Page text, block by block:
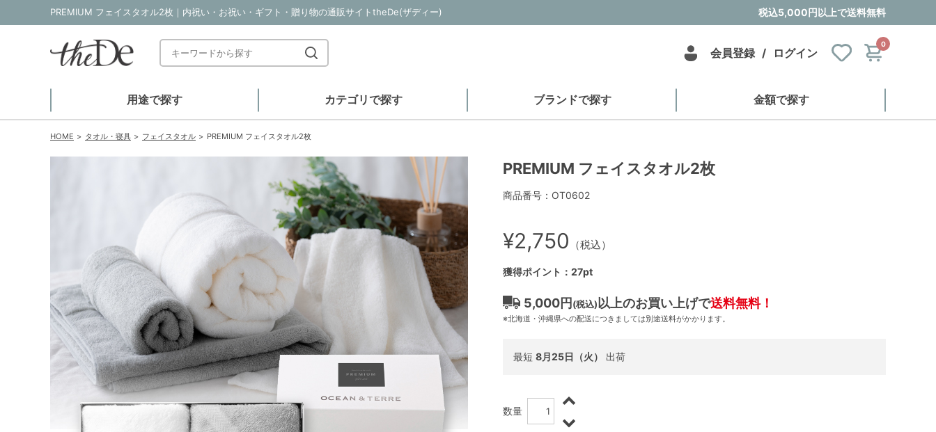
PREMIUM フェイスタオル2枚｜内祝い・お祝い・ギフト・贈り物の通販サイトtheDe(ザディー) 税込5,000円以上で送料無料
会員登録 / ログイン
0
用途で探す カテゴリで探す ブランドで探す 金額で探す
HOME タオル・寝具 フェイスタオル PREMIUM フェイスタオル2枚
PREMIUM フェイスタオル2枚
商品番号：OT0602
¥2,750 （税込）
獲得ポイント：27pt
5,000円 (税込) 以上のお買い上げで送料無料！
※北海道・沖縄県への配送につきましては別途送料がかかります。
最短 8月25日（火） 出荷
数量